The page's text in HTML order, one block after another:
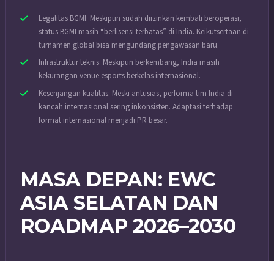
Legalitas BGMI: Meskipun sudah diizinkan kembali beroperasi,
status BGMI masih “berlisensi terbatas” di India. Keikutsertaan di
turnamen global bisa mengundang pengawasan baru.
Infrastruktur teknis: Meskipun berkembang, India masih
kekurangan venue esports berkelas internasional.
Kesenjangan kualitas: Meski antusias, performa tim India di
kancah internasional sering inkonsisten. Adaptasi terhadap
format internasional menjadi PR besar.
MASA DEPAN: EWC
ASIA SELATAN DAN
ROADMAP 2026–2030